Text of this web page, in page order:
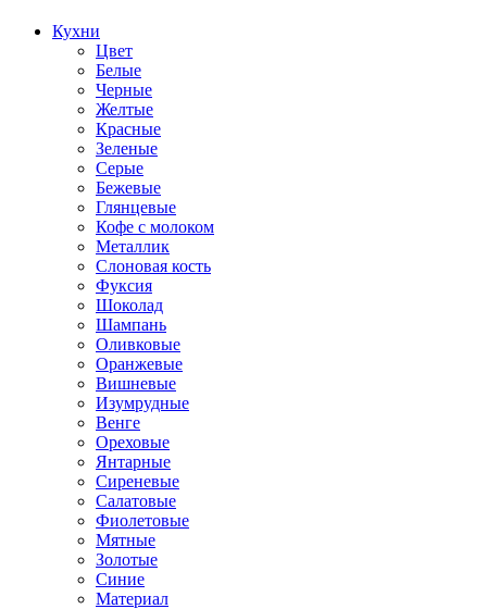
Кухни
Цвет
Белые
Черные
Желтые
Красные
Зеленые
Серые
Бежевые
Глянцевые
Кофе с молоком
Металлик
Слоновая кость
Фуксия
Шоколад
Шампань
Оливковые
Оранжевые
Вишневые
Изумрудные
Венге
Ореховые
Янтарные
Сиреневые
Салатовые
Фиолетовые
Мятные
Золотые
Синие
Материал